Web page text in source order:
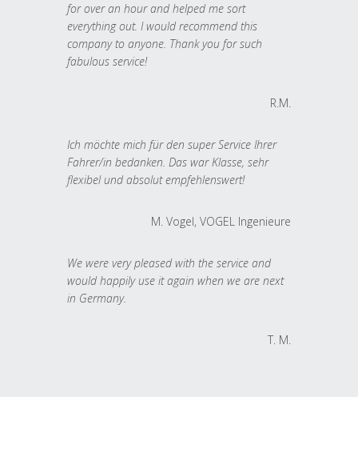
for over an hour and helped me sort
everything out. I would recommend this
company to anyone. Thank you for such
fabulous service!
R.M.
Ich möchte mich für den super Service Ihrer
Fahrer/in bedanken. Das war Klasse, sehr
flexibel und absolut empfehlenswert!
M. Vogel, VOGEL Ingenieure
We were very pleased with the service and
would happily use it again when we are next
in Germany.
T. M.